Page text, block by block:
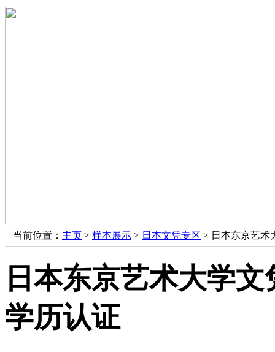
当前位置： 主页 > 样本展示 > 日本文凭专区 > 日本东京艺术
日本东京艺术大学
学历认证